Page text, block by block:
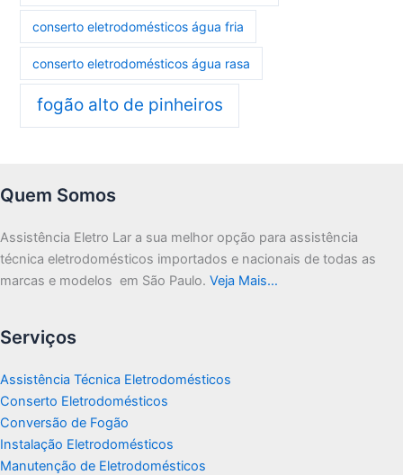
conserto eletrodomésticos água fria
conserto eletrodomésticos água rasa
fogão alto de pinheiros
Quem Somos
Assistência Eletro Lar a sua melhor opção para assistência
técnica eletrodomésticos importados e nacionais de todas as
marcas e modelos em São Paulo. Veja Mais…
Serviços
Assistência Técnica Eletrodomésticos
Conserto Eletrodomésticos
Conversão de Fogão
Instalação Eletrodomésticos
Manutenção de Eletrodomésticos